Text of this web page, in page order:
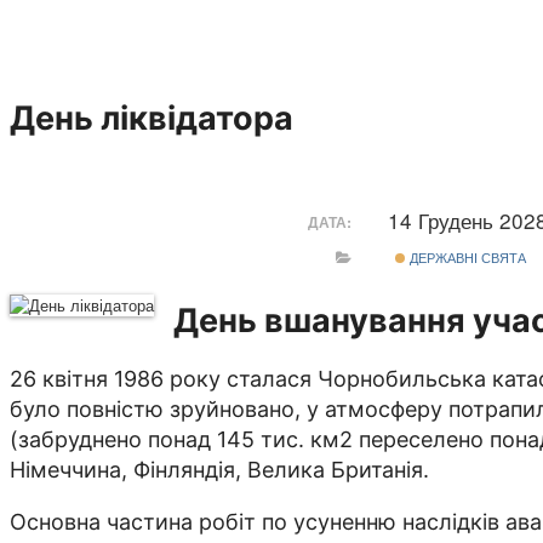
День ліквідатора
ДАТА: 14 Грудень
ДЕРЖАВНІ СВЯТА
День вшанування
26 квітня 1986 року сталася Чорнобильська
було повністю зруйновано, у атмосферу
(забруднено понад 145 тис. км2 переселено
Німеччина, Фінляндія, Велика Британія.
Основна частина робіт по усуненню наслідків